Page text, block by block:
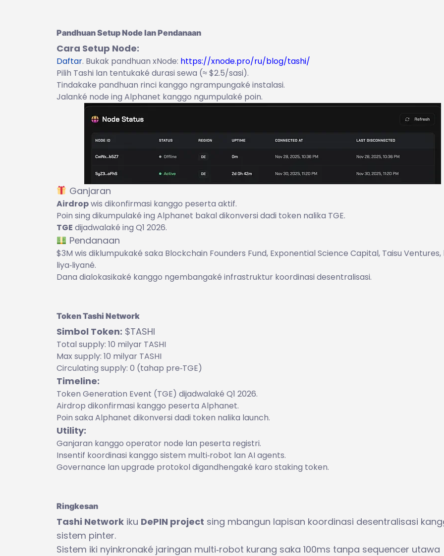
Pandhuan Setup Node lan Pendanaan
Cara Setup Node:
Daftar. Bukak pandhuan xNode: https://xnode.pro/ru/blog/tashi/
Pilih Tashi lan tentukaké durasi sewa (≈ $2.5/sasi).
Tindakake pandhuan rinci kanggo ngrampungaké instalasi.
Jalanké node ing Alphanet kanggo ngumpulaké poin.
Ganjaran
Airdropwis dikonfirmasi kanggo peserta aktif.
Poin sing dikumpulaké ing Alphanet bakal dikonversi dadi token nalika TGE.
TGE dijadwalaké ing Q1 2026.
Pendanaan
$3M wis diklumpukaké saka Blockchain Founders Fund, Exponential Science Capital, Taisu Ventures,
liya‑liyané.
Dana dialokasikaké kanggo ngembangaké infrastruktur koordinasi desentralisasi.
Token Tashi Network
Simbol Token: $TASHI
Total supply: 10 milyar TASHI
Max supply: 10 milyar TASHI
Circulating supply: 0 (tahap pre‑TGE)
Timeline:
Token Generation Event (TGE) dijadwalaké Q1 2026.
Airdrop dikonfirmasi kanggo peserta Alphanet.
Poin saka Alphanet dikonversi dadi token nalika launch.
Utility:
Ganjaran kanggo operator node lan peserta registri.
Insentif koordinasi kanggo sistem multi‑robot lan AI agents.
Governance lan upgrade protokol digandhengaké karo staking token.
Ringkesan
Tashi Network iku DePIN project sing mbangun lapisan koordinasi desentralisasi
sistem pinter.
Sistem iki nyinkronaké jaringan multi‑robot kurang saka 100ms tanpa sequencer utawa